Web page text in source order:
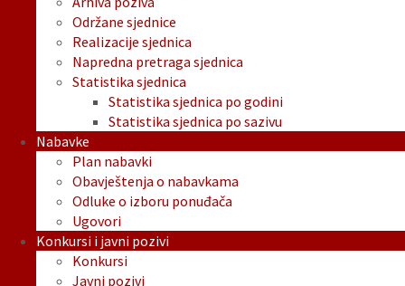
Održane sjednice
Realizacije sjednica
Napredna pretraga sjednica
Statistika sjednica
Statistika sjednica po godini
Statistika sjednica po sazivu
Nabavke
Plan nabavki
Obavještenja o nabavkama
Odluke o izboru ponuđača
Ugovori
Konkursi i javni pozivi
Konkursi
Javni pozivi